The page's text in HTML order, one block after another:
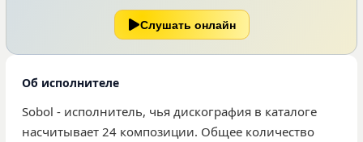
Слушать онлайн
Об исполнителе
Sobol - исполнитель, чья дискография в каталоге
насчитывает 24 композиции. Общее количество